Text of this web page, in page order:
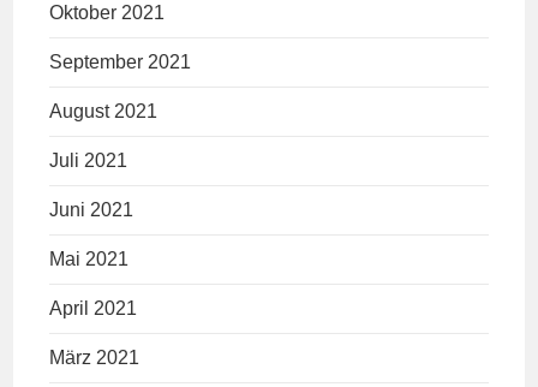
Oktober 2021
September 2021
August 2021
Juli 2021
Juni 2021
Mai 2021
April 2021
März 2021